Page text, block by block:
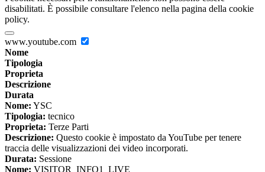
disabilitati. È possibile consultare l'elenco nella pagina della cookie
policy.
www.youtube.com
Nome
Tipologia
Proprieta
Descrizione
Durata
Nome: YSC
Tipologia: tecnico
Proprieta: Terze Parti
Descrizione: Questo cookie è impostato da YouTube per tenere
traccia delle visualizzazioni dei video incorporati.
Durata: Sessione
Nome: VISITOR_INFO1_LIVE